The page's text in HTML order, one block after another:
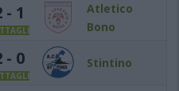
- 1
Atletico
Bono
- 0 Stintino